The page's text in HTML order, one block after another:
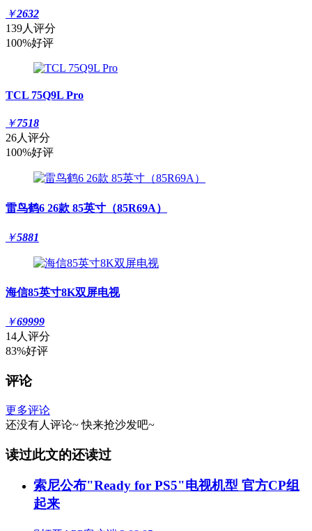
￥2632
139人评分
100%好评
TCL 75Q9L Pro
￥7518
26人评分
100%好评
雷鸟鹤6 26款 85英寸（85R69A）
￥5881
海信85英寸8K双屏电视
￥69999
14人评分
83%好评
评论
更多评论
还没有人评论~ 快来抢沙发吧~
读过此文的还读过
索尼公布"Ready for PS5"电视机型 官方CP组
起来